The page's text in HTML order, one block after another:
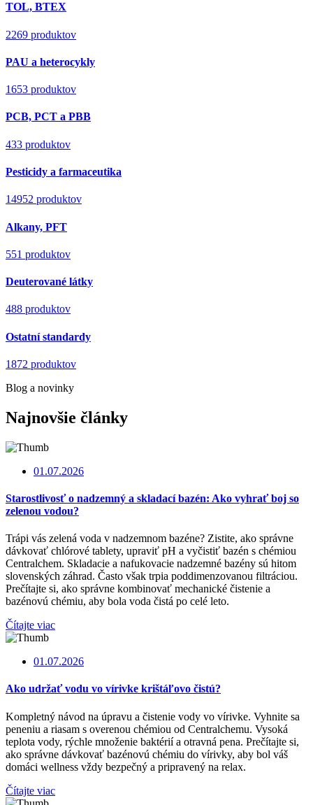
TOL, BTEX
2269 produktov
PAU a heterocykly
1653 produktov
PCB, PCT a PBB
433 produktov
Pesticidy a farmaceutika
14952 produktov
Alkany, PFT
551 produktov
Deuterované látky
488 produktov
Ostatní standardy
1872 produktov
Blog a novinky
Najnovšie články
01.07.2026
Starostlivosť o nadzemný a skladací bazén: Ako vyhrať boj so
zelenou vodou?
Trápi vás zelená voda v nadzemnom bazéne? Zistite, ako správne
dávkovať chlórové tablety, upraviť pH a vyčistiť bazén s chémiou
Centralchem. Skladacie a nafukovacie nadzemné bazény sú hitom
slovenských záhrad. Často však trpia poddimenzovanou filtráciou.
Prečítajte si, ako správne kombinovať mechanické čistenie a
bazénovú chémiu, aby bola voda čistá po celé leto.
Čítajte viac
01.07.2026
Ako udržať vodu vo vírivke krištáľovo čistú?
Kompletný návod na úpravu a čistenie vody vo vírivke. Vyhnite sa
peneniu a riasam s overenou chémiou od Centralchemu. Vysoká
teplota vody, rýchle množenie baktérií a otravná pena. Prečítajte si,
ako správne dávkovať bazénovú chémiu do vírivky, aby bol váš
domáci wellness vždy bezpečný a pripravený na relax.
Čítajte viac